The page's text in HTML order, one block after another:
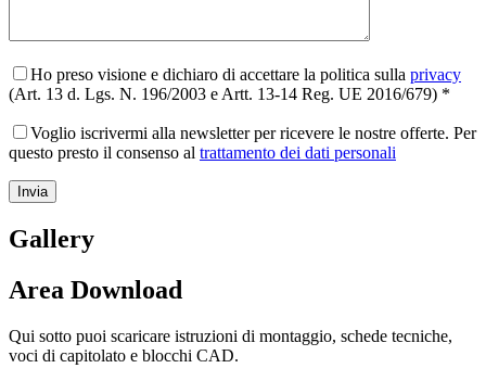
Ho preso visione e dichiaro di accettare la politica sulla privacy
(Art. 13 d. Lgs. N. 196/2003 e Artt. 13-14 Reg. UE 2016/679) *
Voglio iscrivermi alla newsletter per ricevere le nostre offerte. Per
questo presto il consenso al trattamento dei dati personali
Gallery
Area Download
Qui sotto puoi scaricare istruzioni di montaggio, schede tecniche,
voci di capitolato e blocchi CAD.